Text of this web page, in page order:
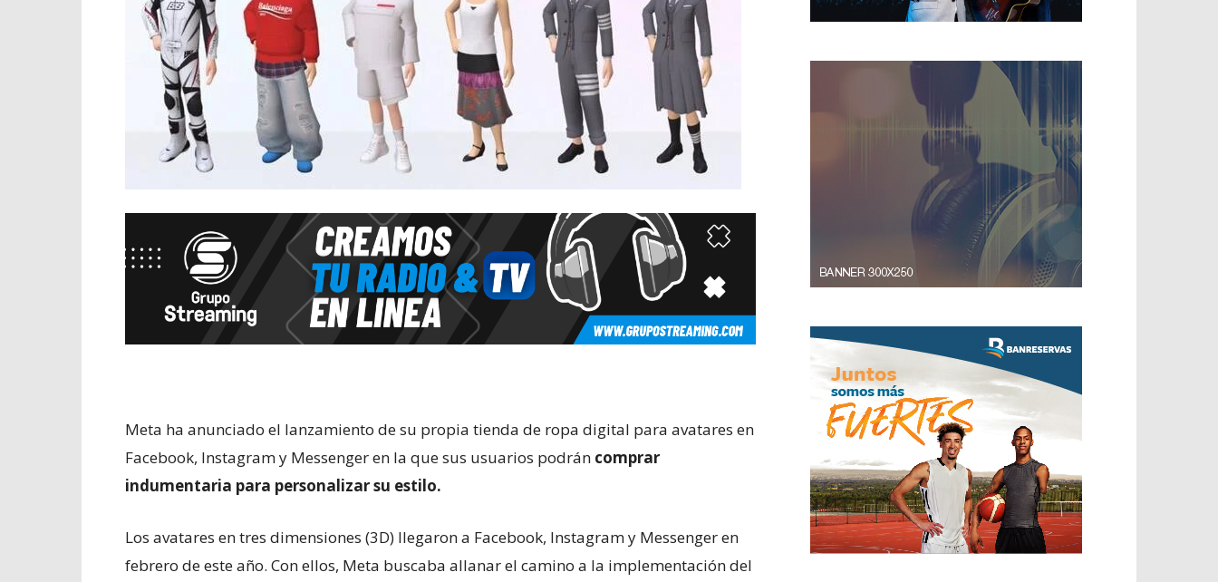
Meta ha anunciado el lanzamiento de su propia tienda de ropa digital para avatares en
Facebook, Instagram y Messenger en la que sus usuarios podrán comprar
indumentaria para personalizar su estilo.
Los avatares en tres dimensiones (3D) llegaron a Facebook, Instagram y Messenger en
febrero de este año. Con ellos, Meta buscaba allanar el camino a la implementación del